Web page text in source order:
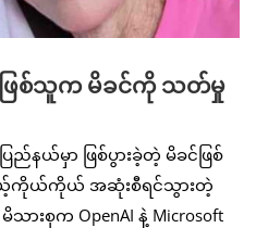
းဖြစ်သူက မိခင်ကို သတ်မှု
ြည်နယ်မှာ ဖြစ်ပွားခဲ့တဲ့ မိခင်ဖြစ်
ကိုယ်ကိုယ် အဆုံးစီရင်သွားတဲ့
းစုက OpenAI နဲ့ Microsoft